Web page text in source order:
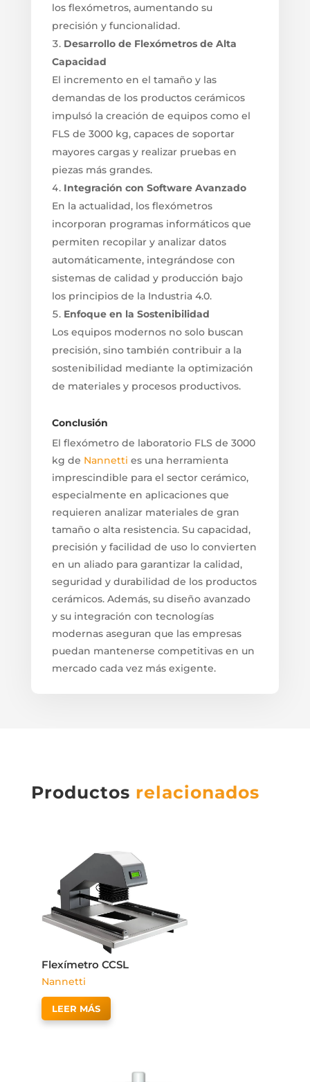
los flexómetros, aumentando su
precisión y funcionalidad.
Desarrollo de Flexómetros de Alta
Capacidad
El incremento en el tamaño y las
demandas de los productos cerámicos
impulsó la creación de equipos como el
FLS de 3000 kg, capaces de soportar
mayores cargas y realizar pruebas en
piezas más grandes.
Integración con Software Avanzado
En la actualidad, los flexómetros
incorporan programas informáticos que
permiten recopilar y analizar datos
automáticamente, integrándose con
sistemas de calidad y producción bajo
los principios de la Industria 4.0.
Enfoque en la Sostenibilidad
Los equipos modernos no solo buscan
precisión, sino también contribuir a la
sostenibilidad mediante la optimización
de materiales y procesos productivos.
Conclusión
El flexómetro de laboratorio FLS de 3000
kg de Nannetti es una herramienta
imprescindible para el sector cerámico,
especialmente en aplicaciones que
requieren analizar materiales de gran
tamaño o alta resistencia. Su capacidad,
precisión y facilidad de uso lo convierten
en un aliado para garantizar la calidad,
seguridad y durabilidad de los productos
cerámicos. Además, su diseño avanzado
y su integración con tecnologías
modernas aseguran que las empresas
puedan mantenerse competitivas en un
mercado cada vez más exigente.
Productos relacionados
Flexímetro CCSL
Nannetti
LEER MÁS